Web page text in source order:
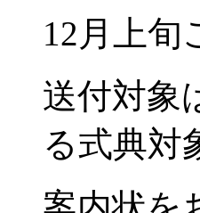
12月上旬
送付対象
る式典対